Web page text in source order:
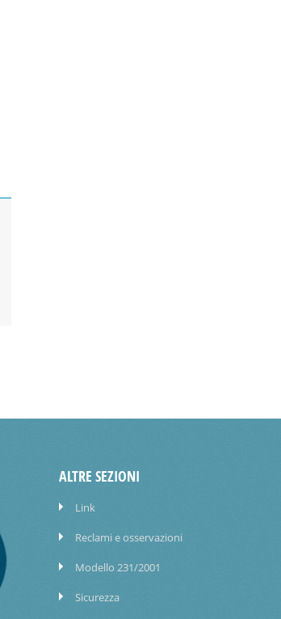
ALTRE SEZIONI
Link
Reclami e osservazioni
Modello 231/2001
Sicurezza